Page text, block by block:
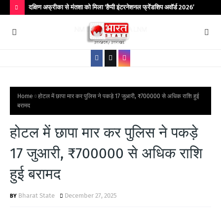
O
S
दक्षिण अफ्रीका से मंतशा को मिला ‘हैप्पी इंटरनेशनल फ्रेंडशिप अवॉर्ड 2026’
Home
होटल में छापा मार कर पुलिस ने पकड़े 17 जुआरी, ₹700000 से अधिक राशि हुई
बरामद
होटल में छापा मार कर पुलिस ने पकड़े
17 जुआरी, ₹700000 से अधिक राशि
हुई बरामद
Bharat State December 27, 2025